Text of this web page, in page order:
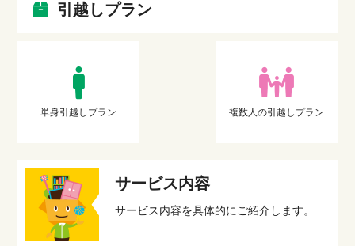
引越しプラン
単身引越しプラン 複数人の引越しプラン
サービス内容
サービス内容を具体的にご紹介します。